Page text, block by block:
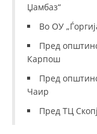
Џамбаз“
Во ОУ
Пред
Карпош
Пред
Чаир
Пред ТЦ